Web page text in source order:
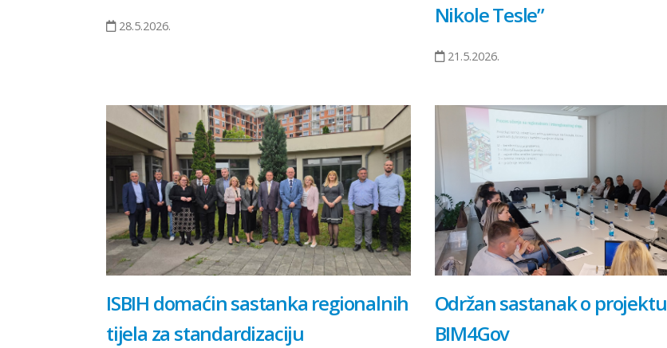
28.5.2026.
Nikole Tesle”
21.5.2026.
ISBIH domaćin sastanka regionalnih
tijela za standardizaciju
Održan sastanak o projektu
BIM4Gov